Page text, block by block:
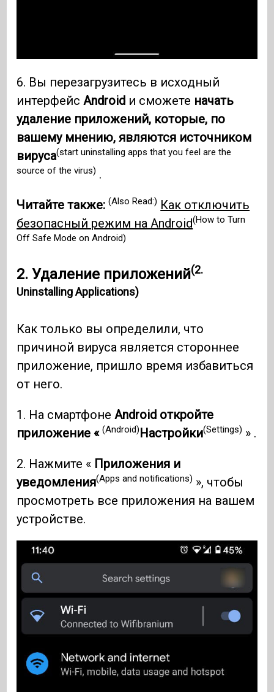
6. Вы перезагрузитесь в исходный
интерфейсAndroid и сможете начать
удаление приложений, которые, по
вашему мнению, являются источником
вируса(start uninstalling apps that you feel are the
source of the virus) .
Читайте также:(Also Read:) Как отключить
безопасный режим на Android(How to Turn
Off Safe Mode on Android)
2. Удаление приложений(2.
Uninstalling Applications)
Как только вы определили, что
причиной вируса является стороннее
приложение, пришло время избавиться
от него.
1. На смартфонеAndroid откройте
приложение «(Android)Настройки(Settings) » .
2. Нажмите « Приложения и
уведомления(Apps and notifications) », чтобы
просмотреть все приложения на вашем
устройстве.